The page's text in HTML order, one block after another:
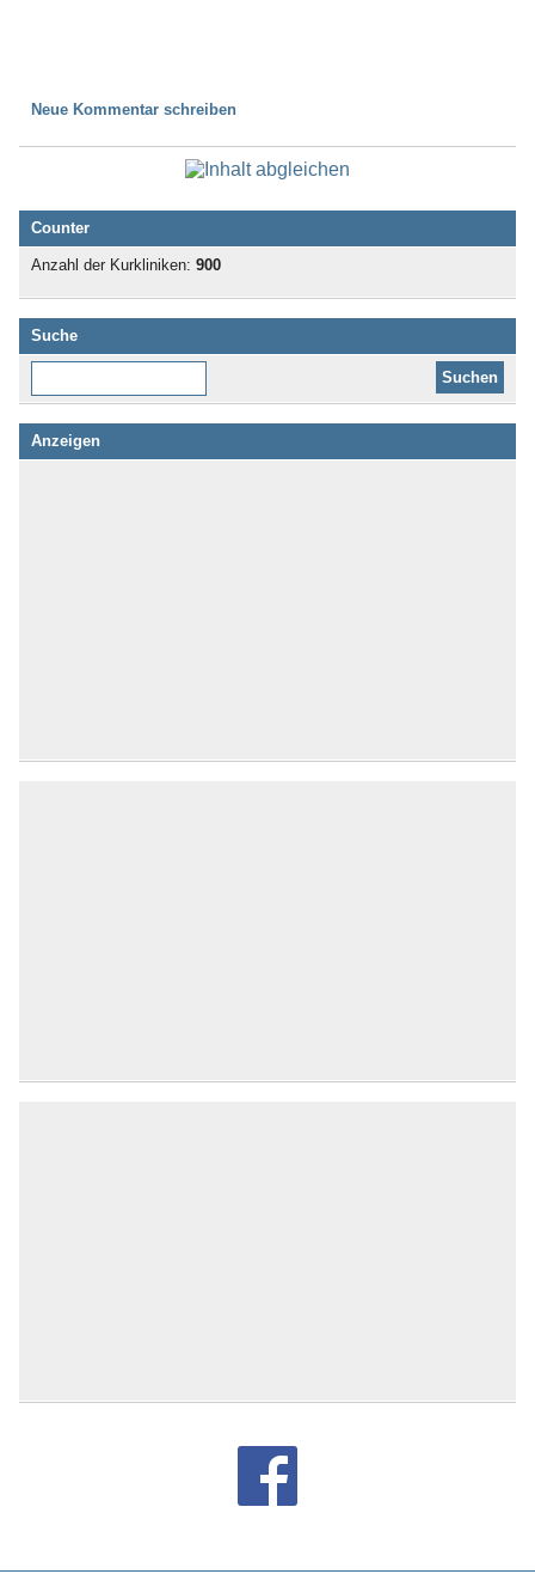
Neue Kommentar schreiben
Counter
Anzahl der Kurkliniken: 900
Suche
Anzeigen